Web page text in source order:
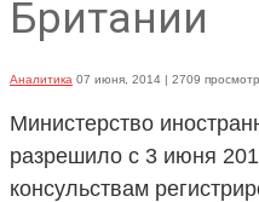
Британии
Аналитика 07 июня, 2014 | 2709
Министерство
разрешило с 3 июня
консульствам